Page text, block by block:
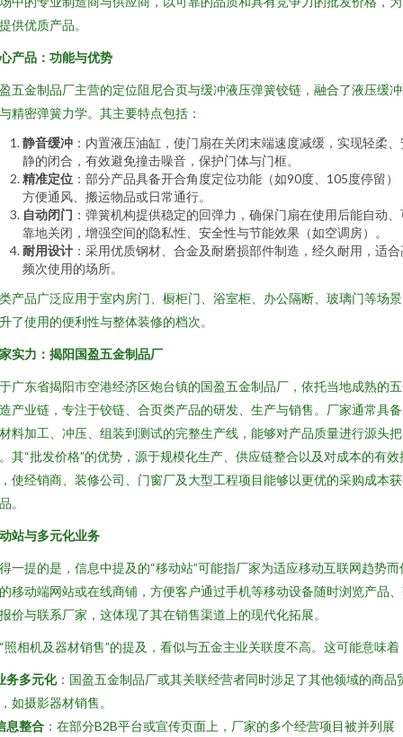
供优质产品。
产品：功能与优势
五金制品厂主营的定位阻尼合页与缓冲液压弹簧铰链，融合了液压缓
精密弹簧力学。其主要特点包括：
静音缓冲 ：内置液压油缸，使门扇在关闭末端速度减缓，实现轻柔、
静的闭合，有效避免撞击噪音，保护门体与门框。
精准定位 ：部分产品具备开合角度定位功能（如90度、105度停留）
方便通风、搬运物品或日常通行。
自动闭门 ：弹簧机构提供稳定的回弹力，确保门扇在使用后能自动、
靠地关闭，增强空间的隐私性、安全性与节能效果（如空调房）。
耐用设计 ：采用优质钢材、合金及耐磨损部件制造，经久耐用，适合
频次使用的场所。
产品广泛应用于室内房门、橱柜门、浴室柜、办公隔断、玻璃门等场
了使用的便利性与整体装修的档次。
实力：揭阳国盈五金制品厂
广东省揭阳市空港经济区炮台镇的国盈五金制品厂，依托当地成熟的
产业链，专注于铰链、合页类产品的研发、生产与销售。厂家通常具
料加工、冲压、组装到测试的完整生产线，能够对产品质量进行源头把
其“批发价格”的优势，源于规模化生产、供应链整合以及对成本的有效
使经销商、装修公司、门窗厂及大型工程项目能够以更优的采购成本
。
站与多元化业务
一提的是，信息中提及的“移动站”可能指厂家为适应移动互联网趋势而
移动端网站或在线商铺，方便客户通过手机等移动设备随时浏览产品
价与联系厂家，这体现了其在销售渠道上的现代化拓展。
照相机及器材销售”的提及，看似与五金主业关联度不高。这可能意味着
务多元化：国盈五金制品厂或其关联经营者同时涉足了其他领域的商品
如摄影器材销售。
息整合 ：在部分B2B平台或宣传页面上，厂家的多个经营项目被并列展